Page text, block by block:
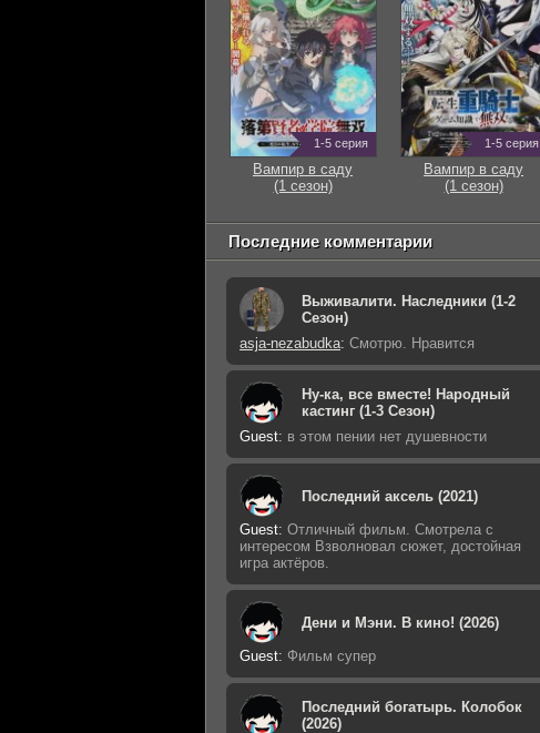
1-5 серия
Вампир в саду
(1 сезон)
1-5 серия
Вампир в саду
(1 сезон)
Последние комментарии
Выживалити. Наследники (1-2
Сезон)
asja-nezabudka: Смотрю. Нравится
Ну-ка, все вместе! Народный
кастинг (1-3 Сезон)
Guest: в этом пении нет душевности
Последний аксель (2021)
Guest: Отличный фильм. Смотрела с
интересом Взволновал сюжет, достойная
игра актёров.
Дени и Мэни. В кино! (2026)
Guest: Фильм супер
Последний богатырь. Колобок
(2026)